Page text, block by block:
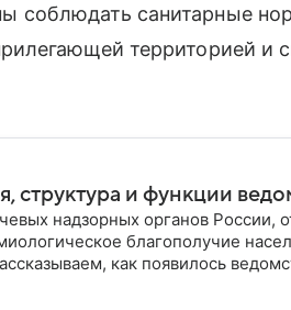
соблюдать санитарные
территорией и
структура и функции
надзорных органов России,
благополучие
как появилось